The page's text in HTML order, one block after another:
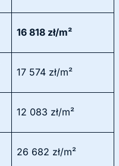
16 818 zł/m²
17 574 zł/m²
12 083 zł/m²
26 682 zł/m²